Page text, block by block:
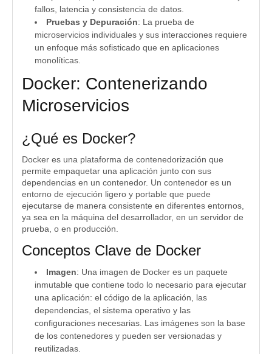
fallos, latencia y consistencia de datos.
Pruebas y Depuración: La prueba de
microservicios individuales y sus interacciones requiere
un enfoque más sofisticado que en aplicaciones
monolíticas.
Docker: Contenerizando
Microservicios
¿Qué es Docker?
Docker es una plataforma de contenedorización que
permite empaquetar una aplicación junto con sus
dependencias en un contenedor. Un contenedor es un
entorno de ejecución ligero y portable que puede
ejecutarse de manera consistente en diferentes entornos,
ya sea en la máquina del desarrollador, en un servidor de
prueba, o en producción.
Conceptos Clave de Docker
Imagen: Una imagen de Docker es un paquete
inmutable que contiene todo lo necesario para ejecutar
una aplicación: el código de la aplicación, las
dependencias, el sistema operativo y las
configuraciones necesarias. Las imágenes son la base
de los contenedores y pueden ser versionadas y
reutilizadas.